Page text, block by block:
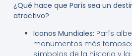
¿Qué hace que París sea un
atractivo?
Iconos Mundiales: París
monumentos más
símbolos de la historia y